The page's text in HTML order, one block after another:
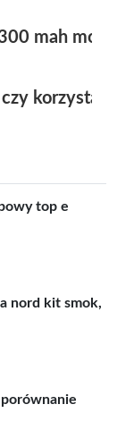
mah
top e
nord kit smok,
porównanie